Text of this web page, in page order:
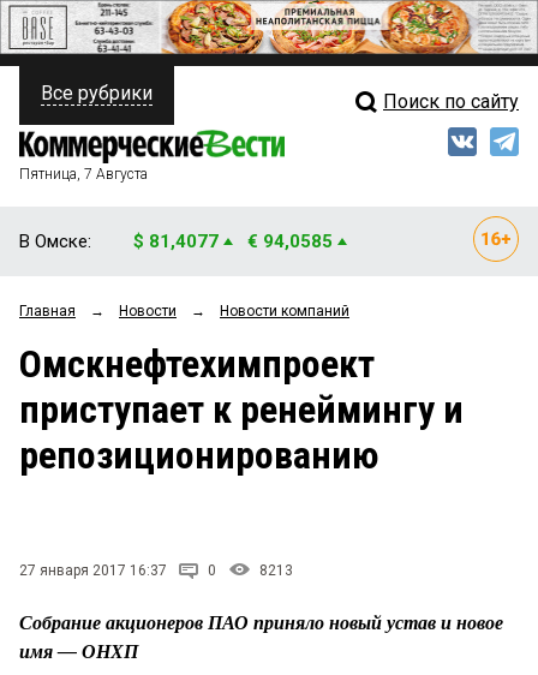
ПОЛИТИКА
ФИНАНСЫ
ОБЩЕСТВО
ЗАКОН
НОВОСТИ КОМПАНИЙ
Свежий выпуск
Мнения
Рейтинги
Блоги
Архив
Все рубрики Поиск по сайту
Пятница, 7 Августа
В Омске: $ 81,4077 € 94,0585
Главная → Новости → Новости компаний
Омскнефтехимпроект
приступает к ренеймингу и
репозиционированию
27 января 2017 16:37 0 8213
Собрание акционеров ПАО приняло новый устав и новое
имя — ОНХП